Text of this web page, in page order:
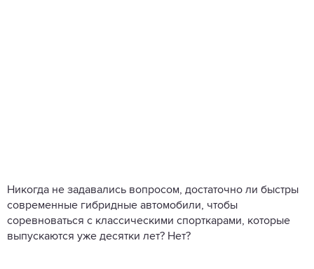
Никогда не задавались вопросом, достаточно ли быстры
современные гибридные автомобили, чтобы
соревноваться с классическими спорткарами, которые
выпускаются уже десятки лет? Нет?